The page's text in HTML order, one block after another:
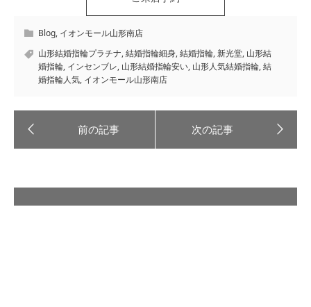
Blog, イオンモール山形南店
山形結婚指輪プラチナ,結婚指輪細身,結婚指輪,新光堂, 山形結
婚指輪, インセンブレ, 山形結婚指輪安い, 山形人気結婚指輪,結
婚指輪人気, イオンモール山形南店